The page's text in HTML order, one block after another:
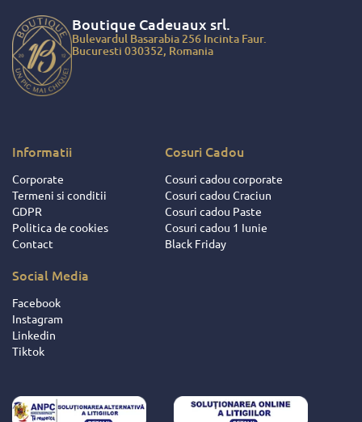
Boutique Cadeuaux srl.
Bulevardul Basarabia 256 Incinta Faur.
Bucuresti 030352, Romania
Informatii
Corporate
Termeni si conditii
GDPR
Politica de cookies
Contact
Cosuri Cadou
Cosuri cadou corporate
Cosuri cadou Craciun
Cosuri cadou Paste
Cosuri cadou 1 Iunie
Black Friday
Social Media
Facebook
Instagram
Linkedin
Tiktok